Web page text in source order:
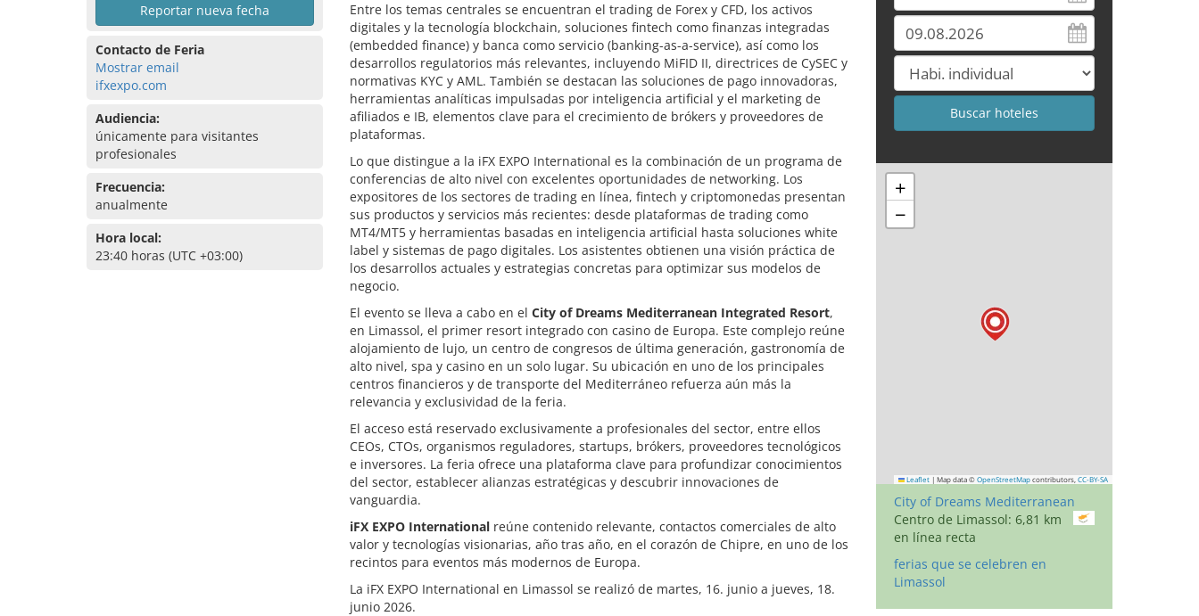
Reportar nueva fecha
Contacto de Feria
Mostrar email
ifxexpo.com
Audiencia:
únicamente para visitantes
profesionales
Frecuencia:
anualmente
Hora local:
23:40 horas (UTC +03:00)
Entre los temas centrales se encuentran el trading de Forex y CFD, los activos
digitales y la tecnología blockchain, soluciones fintech como finanzas integradas
(embedded finance) y banca como servicio (banking-as-a-service), así como los
desarrollos regulatorios más relevantes, incluyendo MiFID II, directrices de CySEC y
normativas KYC y AML. También se destacan las soluciones de pago innovadoras,
herramientas analíticas impulsadas por inteligencia artificial y el marketing de
afiliados e IB, elementos clave para el crecimiento de brókers y proveedores de
plataformas.
Lo que distingue a la iFX EXPO International es la combinación de un programa de
conferencias de alto nivel con excelentes oportunidades de networking. Los
expositores de los sectores de trading en línea, fintech y criptomonedas presentan
sus productos y servicios más recientes: desde plataformas de trading como
MT4/MT5 y herramientas basadas en inteligencia artificial hasta soluciones white
label y sistemas de pago digitales. Los asistentes obtienen una visión práctica de
los desarrollos actuales y estrategias concretas para optimizar sus modelos de
negocio.
El evento se lleva a cabo en el City of Dreams Mediterranean Integrated Resort,
en Limassol, el primer resort integrado con casino de Europa. Este complejo reúne
alojamiento de lujo, un centro de congresos de última generación, gastronomía de
alto nivel, spa y casino en un solo lugar. Su ubicación en uno de los principales
centros financieros y de transporte del Mediterráneo refuerza aún más la
relevancia y exclusividad de la feria.
El acceso está reservado exclusivamente a profesionales del sector, entre ellos
CEOs, CTOs, organismos reguladores, startups, brókers, proveedores tecnológicos
e inversores. La feria ofrece una plataforma clave para profundizar conocimientos
del sector, establecer alianzas estratégicas y descubrir innovaciones de
vanguardia.
iFX EXPO Internationalreúne contenido relevante, contactos comerciales de alto
valor y tecnologías visionarias, año tras año, en el corazón de Chipre, en uno de los
recintos para eventos más modernos de Europa.
La iFX EXPO International en Limassol se realizó de martes, 16. junio a jueves, 18.
junio 2026.
+
−
Leaflet | Map data © OpenStreetMap contributors, CC-BY-SA
City of Dreams Mediterranean
Centro de Limassol: 6,81 km
en línea recta
ferias que se celebren en
Limassol